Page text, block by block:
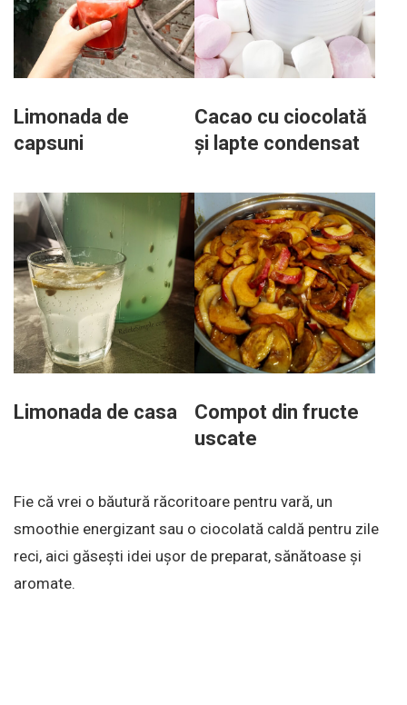
Limonada de
capsuni
Cacao cu ciocolată
și lapte condensat
Limonada de casa
Compot din fructe
uscate
Fie că vrei o băutură răcoritoare pentru vară, un
smoothie energizant sau o ciocolată caldă pentru zile
reci, aici găsești idei ușor de preparat, sănătoase și
aromate.